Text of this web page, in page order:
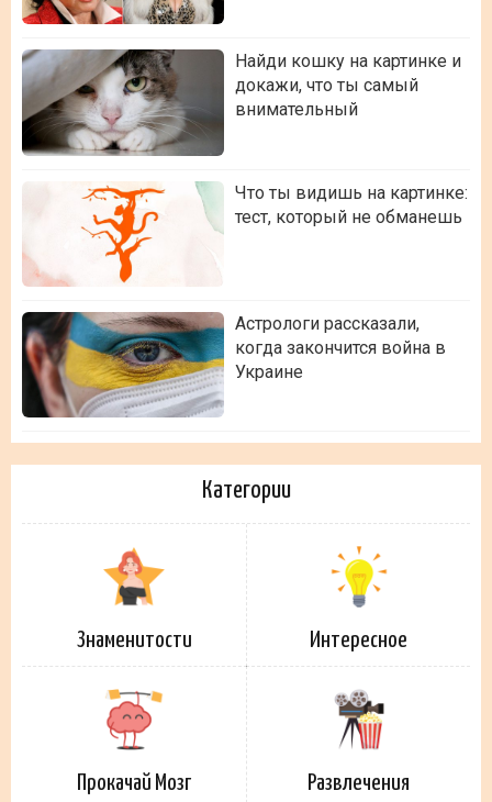
Найди кошку на картинке и
докажи, что ты самый
внимательный
Что ты видишь на картинке:
тест, который не обманешь
Астрологи рассказали,
когда закончится война в
Украине
Категории
Знаменитости Интересное
Прокачай Мозг Развлечения